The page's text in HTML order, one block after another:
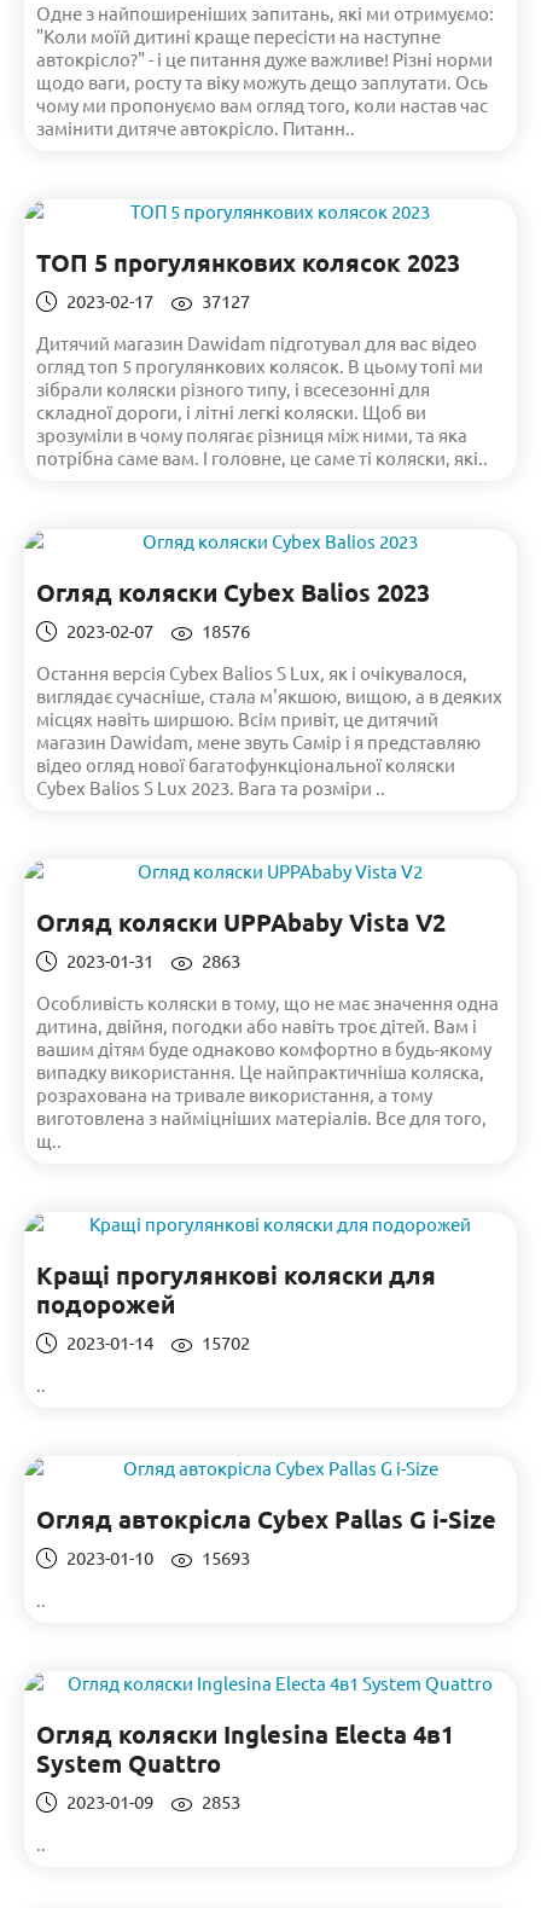
Одне з найпоширеніших запитань, які ми отримуємо:
"Коли моїй дитині краще пересісти на наступне
автокрісло?" - і це питання дуже важливе! Різні норми
щодо ваги, росту та віку можуть дещо заплутати. Ось
чому ми пропонуємо вам огляд того, коли настав час
замінити дитяче автокрісло. Питанн..
ТОП 5 прогулянкових колясок 2023
2023-02-17
37127
Дитячий магазин Dawidam підготувал для вас відео
огляд топ 5 прогулянкових колясок. В цьому топі ми
зібрали коляски різного типу, і всесезонні для
складної дороги, і літні легкі коляски. Щоб ви
зрозуміли в чому полягає різниця між ними, та яка
потрібна саме вам. І головне, це саме ті коляски, які..
Огляд коляски Cybex Balios 2023
2023-02-07
18576
Остання версія Cybex Balios S Lux, як і очікувалося,
виглядає сучасніше, стала м'якшою, вищою, а в деяких
місцях навіть ширшою. Всім привіт, це дитячий
магазин Dawidam, мене звуть Самір і я представляю
відео огляд нової багатофункціональної коляски
Cybex Balios S Lux 2023. Вага та розміри ..
Огляд коляски UPPAbaby Vista V2
2023-01-31
2863
Особливість коляски в тому, що не має значення одна
дитина, двійня, погодки або навіть троє дітей. Вам і
вашим дітям буде однаково комфортно в будь-якому
випадку використання. Це найпрактичніша коляска,
розрахована на тривале використання, а тому
виготовлена з найміцніших матеріалів. Все для того,
щ..
Кращі прогулянкові коляски для
подорожей
2023-01-14
15702
..
Огляд автокрісла Cybex Pallas G i-Size
2023-01-10
15693
..
Огляд коляски Inglesina Electa 4в1
System Quattro
2023-01-09
2853
..